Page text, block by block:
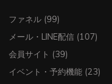
ファネル (99)
メール・LINE配信 (107)
会員サイト (39)
イベント・予約機能 (23)